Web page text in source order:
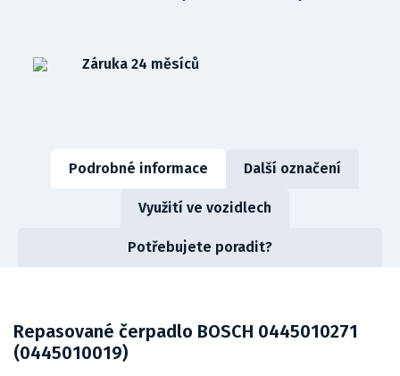
Záruka 24 měsíců
Podrobné informace Další označení
Využití ve vozidlech
Potřebujete poradit?
Repasované čerpadlo BOSCH 0445010271
(0445010019)